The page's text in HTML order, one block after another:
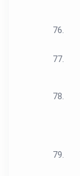
76.
77.
78.
79.